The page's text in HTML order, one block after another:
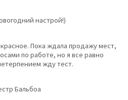
настрой!)
Пока ждала продажу мест,
по работе, но я все равно
жду тест.
Бальбоа